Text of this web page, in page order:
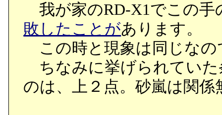
我が家のRD-X1でこの手
敗したことがあります。
この時と現象は同じなの
ちなみに挙げられていた
のは、上２点。砂嵐は関係